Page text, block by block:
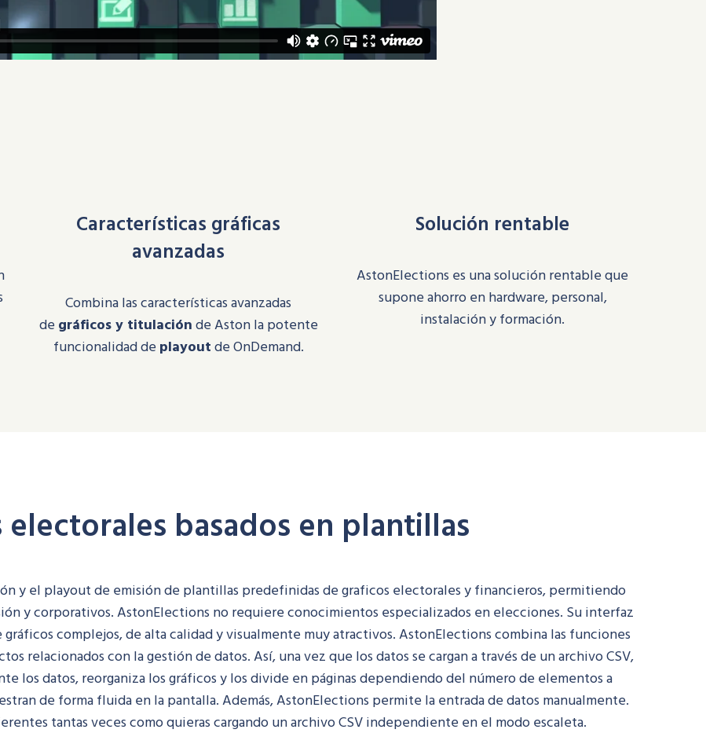
Características gráficas
avanzadas
Combina las características avanzadas
de gráficos y titulaciónde Aston la potente
funcionalidad de playoutde OnDemand.
Solución rentable
AstonElections es unasolución rentable que
supone ahorro en hardware, personal,
instalación y formación.
electorales basados en plantillas
y el playout de emisión de plantillas predefinidas de graficos electorales y financieros, permitiendo
y corporativos. AstonElections no requiere conocimientos especializados en elecciones. Su interfaz
complejos, de alta calidad y visualmente muy atractivos. AstonElections combina las funciones
relacionados con la gestión de datos. Así, una vez que los datos se cargan a través de un archivo CSV,
los datos, reorganiza los gráficos y los divide en páginas dependiendo del número de elementos a
de forma fluida en la pantalla. Además, AstonElections permite la entrada de datos manualmente.
tantas veces como quieras cargando un archivo CSV independiente en el modo escaleta.